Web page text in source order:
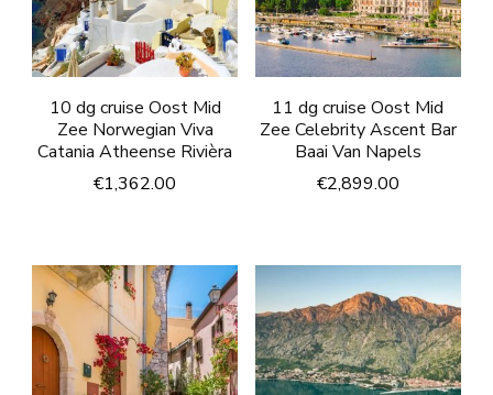
10 dg cruise Oost Mid
Zee Norwegian Viva
Catania Atheense Rivièra
€1,362.00
11 dg cruise Oost Mid
Zee Celebrity Ascent Bar
Baai Van Napels
€2,899.00